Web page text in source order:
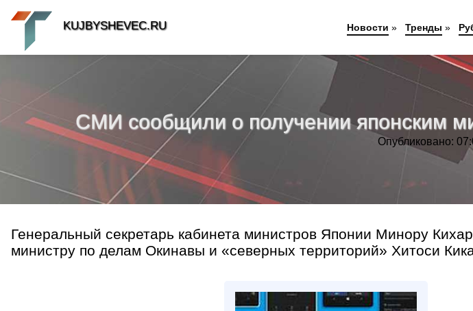
СМИ сообщили о получении японским
Опубликовано:
Генеральный секретарь кабинета министров Японии Минору
министру по делам Окинавы и «северных территорий» Хитоси
KUJBYSHEVEC.RU Новости » Тренды »